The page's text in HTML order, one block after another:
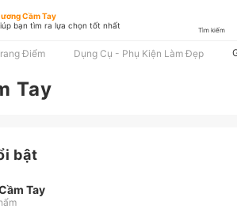
Cầm Tay
bạn tìm ra lựa chọn tốt nhất
Tìm kiếm
Điểm Dụng Cụ - Phụ Kiện Làm Đẹp
Tay
bật
Tay